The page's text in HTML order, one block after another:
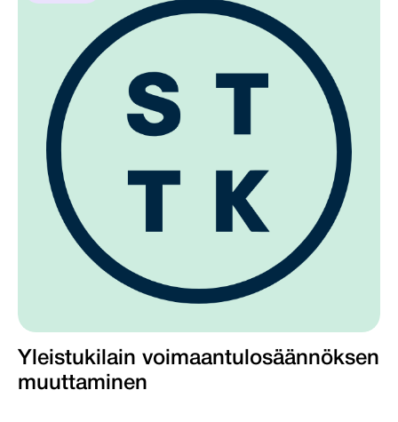
Yleistukilain voimaantulosäännöksen
muuttaminen